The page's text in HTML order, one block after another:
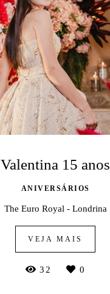
Valentina 15 anos
ANIVERSÁRIOS
The Euro Royal - Londrina
VEJA MAIS
32 0